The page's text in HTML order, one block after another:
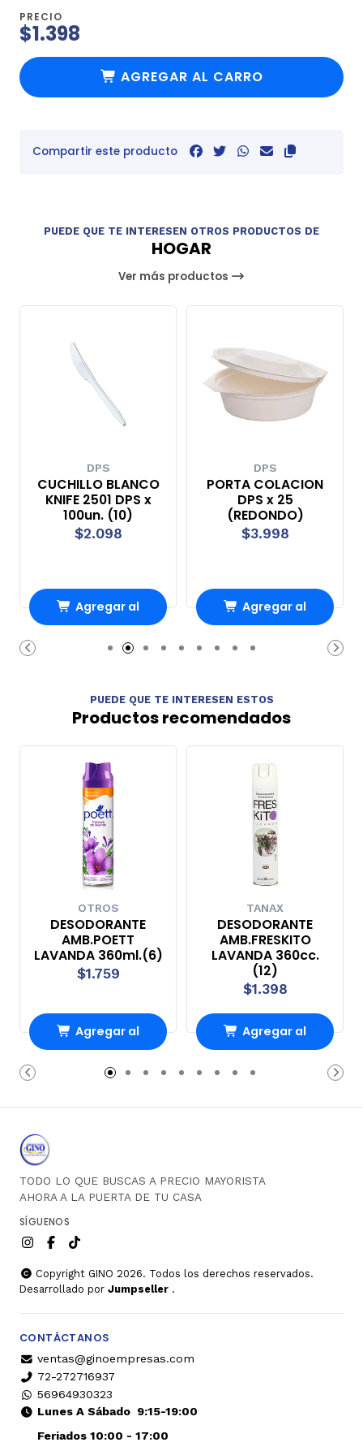
PRECIO
$1.398
AGREGAR AL CARRO
Compartir este producto
PUEDE QUE TE INTERESEN OTROS PRODUCTOS DE
HOGAR
Ver más productos
DPS
CUCHILLO BLANCO
KNIFE 2501 DPS x
100un. (10)
$2.098
Agregar al
Carro
DPS
PORTA COLACION
DPS x 25
(REDONDO)
$3.998
Agregar al
Carro
PUEDE QUE TE INTERESEN ESTOS
Productos recomendados
OTROS
DESODORANTE
AMB.POETT
LAVANDA 360ml.(6)
$1.759
Agregar al
Carro
TANAX
DESODORANTE
AMB.FRESKITO
LAVANDA 360cc.
(12)
$1.398
Agregar al
Carro
TODO LO QUE BUSCAS A PRECIO MAYORISTA
AHORA A LA PUERTA DE TU CASA
SÍGUENOS
Copyright GINO 2026. Todos los derechos reservados.
Desarrollado por Jumpseller .
CONTÁCTANOS
ventas@ginoempresas.com
72-272716937
56964930323
Lunes A Sábado9:15-19:00
Feriados 10:00 - 17:00